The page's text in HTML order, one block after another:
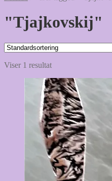
"Tjajkovskij"
Viser 1 resultat